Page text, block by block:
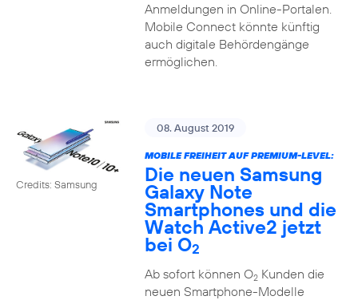
Anmeldungen in Online-Portalen.
Mobile Connect könnte künftig
auch digitale Behördengänge
ermöglichen.
Credits: Samsung
08. August 2019
MOBILE FREIHEIT AUF PREMIUM-LEVEL:
Die neuen Samsung
Galaxy Note
Smartphones und die
Watch Active2 jetzt
bei O2
Ab sofort können O2Kunden die
neuen Smartphone-Modelle